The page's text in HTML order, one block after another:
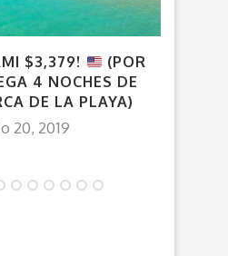
$3,379!
(POR
4 NOCHES DE
DE LA PLAYA)
20, 2019